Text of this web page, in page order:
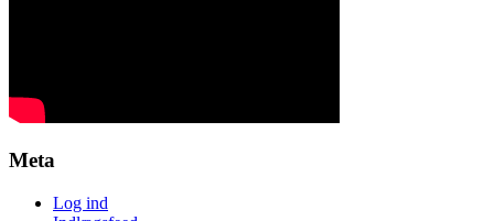
Meta
Log ind